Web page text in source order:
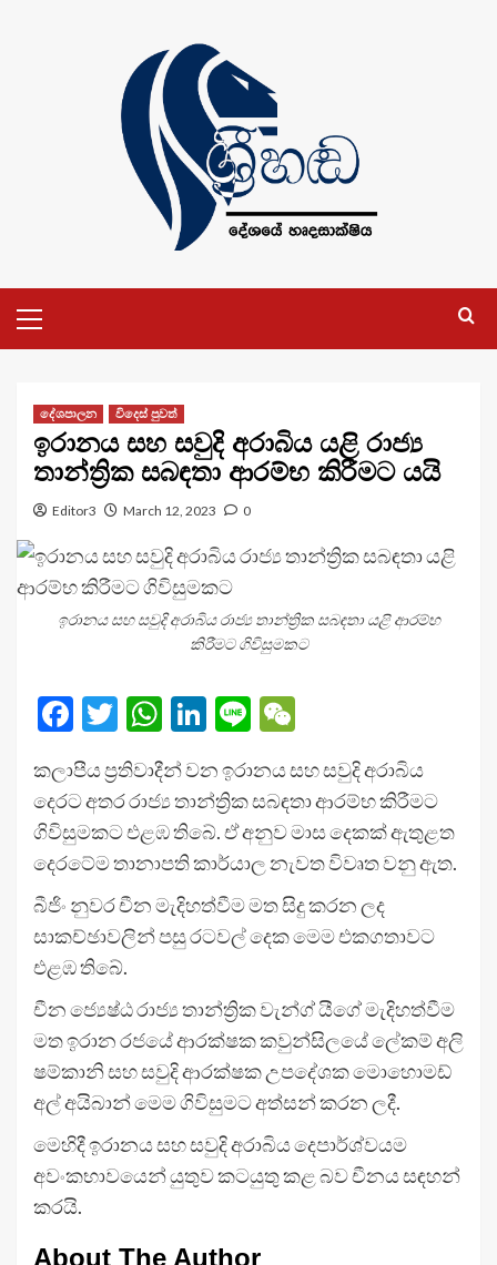
Menu
දේශපාලන විදෙස් පුවත්
ඉරානය සහ සවුදි අරාබිය යළි රාජ්‍ය
තාන්ත්‍රික සබඳතා ආරම්භ කිරීමට යයි
Editor3 March 12, 2023 0
ඉරානය සහ සවුදි අරාබිය රාජ්‍ය තාන්ත්‍රික සබඳතා යළි ආරම්භ
කිරීමට ගිවිසුමකට
Facebook
Twitter
WhatsApp
LinkedIn
Line
කලාපීය ප්‍රතිවාදීන් වන ඉරානය සහ සවුදි අරාබිය
දෙරට අතර රාජ්‍ය තාන්ත්‍රික සබඳතා ආරම්භ කිරීමට
ගිවිසුමකට එළඹ තිබේ. ඒ අනුව මාස දෙකක් ඇතුළත
දෙරටේම තානාපති කාර්යාල නැවත විවෘත වනු ඇත.
බීජිං නුවර චීන මැදිහත්වීම මත සිදු කරන ලද
සාකච්ඡාවලින් පසු රටවල් දෙක මෙම එකගතාවට
එළඹ තිබේ.
චීන ‍ජ්‍යෙෂ්ඨ රාජ්‍ය තාන්ත්‍රික වැන්ග් යීගේ මැදිහත්වීම
මත ඉරාන රජයේ ආරක්ෂක කවුන්සිලයේ ලේකම් අලි
ෂම්කානි සහ සවුදි ආරක්ෂක උපදේශක මොහොමඩ්
අල් අයිබාන් මෙම ගිවිසුමට අත්සන් කරන ලදී.
මෙහිදී ඉරානය සහ සවුදි අරාබිය දෙපාර්ශ්වයම
අවංකභාවයෙන් යුතුව කටයුතු කළ බව චීනය සඳහන්
කරයි.
About The Author